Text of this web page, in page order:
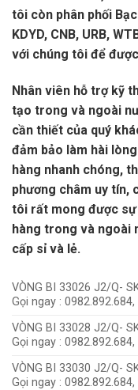
tôi còn phân phối
KDYD, CNB, URB,
với chúng tôi để
Nhân viên hỗ trợ kỹ
tạo trong và ngoài
cần thiết của quý
đảm bảo làm hài
hàng nhanh chóng,
phương châm uy tín,
tôi rất mong được sự
hàng trong và ngoài
cấp sỉ và lẻ.
VÒNG BI 33026 J2/Q-
Gọi ngay : 0982.892.684,
VÒNG BI 33028 J2/Q-
Gọi ngay : 0982.892.684,
VÒNG BI 33030 J2/Q-
Gọi ngay : 0982.892.684,